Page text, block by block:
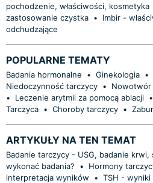
pochodzenie, właściwości, kosmetyka
zastosowanie czystka •
Imbir -
odchudzające
POPULARNE TEMATY
Badania hormonalne • Ginekologia •
Niedoczynność tarczycy • Nowotwór
•
Leczenie arytmii za pomocą ablacji •
Tarczyca • Choroby tarczycy •
ARTYKUŁY NA TEN TEMAT
Badanie tarczycy - USG, badanie
wykonać badania?
•
Hormony
interpretacja wyników
• TSH -